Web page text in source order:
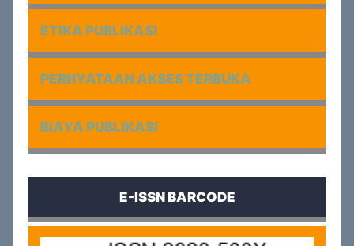
ETIKA PUBLIKASI
PERNYATAAN AKSES TERBUKA
BIAYA PUBLIKASI
E-ISSN BARCODE